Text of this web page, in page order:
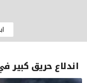
اندلاع حريق كبير